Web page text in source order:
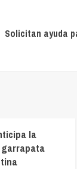
Solicitan ayuda
la